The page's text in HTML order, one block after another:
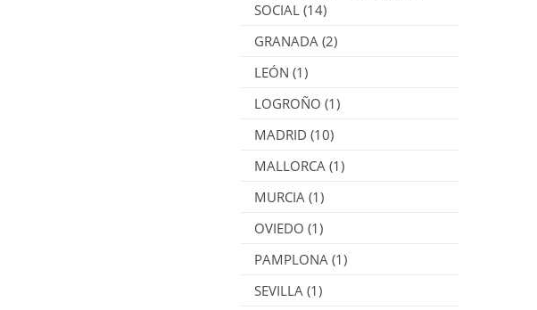
SOCIAL (14)
GRANADA (2)
LEÓN (1)
LOGROÑO (1)
MADRID (10)
MALLORCA (1)
MURCIA (1)
OVIEDO (1)
PAMPLONA (1)
SEVILLA (1)